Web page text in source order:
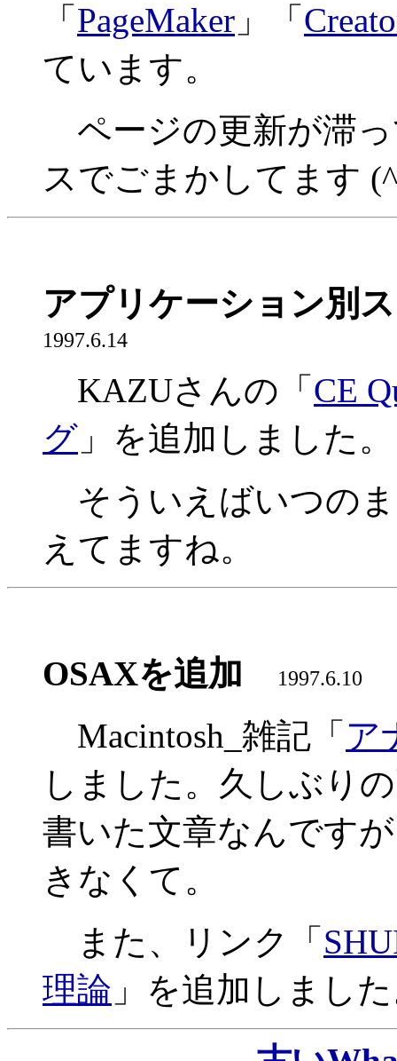
「 PageMaker 」「
ています。
ページの更新が滞
スでごまかしてます
アプリケーション別
1997.6.14
KAZUさんの「 CE
グ 」を追加しました。
そういえばいつの
えてますね。
OSAXを追加 1997.6.10
Macintosh_雑記「 ア
しました。久しぶり
書いた文章なんです
きなくて。
また、リンク「
理論 」を追加しまし